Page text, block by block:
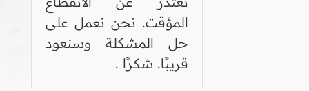
المؤقت. نحن نعمل على
حل المشكلة وسنعود
قريبًا. شكرًا .